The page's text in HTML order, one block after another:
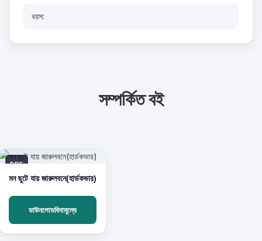
বয়স:
সম্পর্কিত বই
PDF
মন ছুটে যায় জারুলবনে(হার্ডকভার)
ডাউনলোডবিনামূল্যে